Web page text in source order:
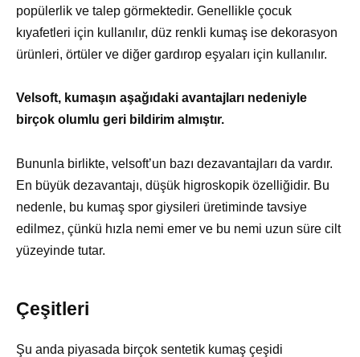
popülerlik ve talep görmektedir. Genellikle çocuk
kıyafetleri için kullanılır, düz renkli kumaş ise dekorasyon
ürünleri, örtüler ve diğer gardırop eşyaları için kullanılır.
Velsoft, kumaşın aşağıdaki avantajları nedeniyle
birçok olumlu geri bildirim almıştır.
Bununla birlikte, velsoft’un bazı dezavantajları da vardır.
En büyük dezavantajı, düşük higroskopik özelliğidir. Bu
nedenle, bu kumaş spor giysileri üretiminde tavsiye
edilmez, çünkü hızla nemi emer ve bu nemi uzun süre cilt
yüzeyinde tutar.
Çeşitleri
Şu anda piyasada birçok sentetik kumaş çeşidi